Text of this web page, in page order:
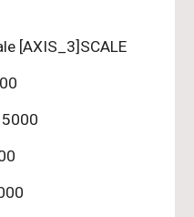
[AXIS_3]SCALE